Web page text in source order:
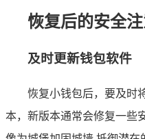
恢复后的安全
及时更新钱包软件
恢复小钱包后，要及时
本，新版本通常会修复一些